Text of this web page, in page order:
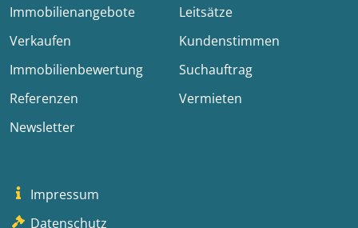
Immobilienangebote
Leitsätze
Verkaufen
Kundenstimmen
Immobilienbewertung
Suchauftrag
Referenzen
Vermieten
Newsletter
Impressum
Datenschutz